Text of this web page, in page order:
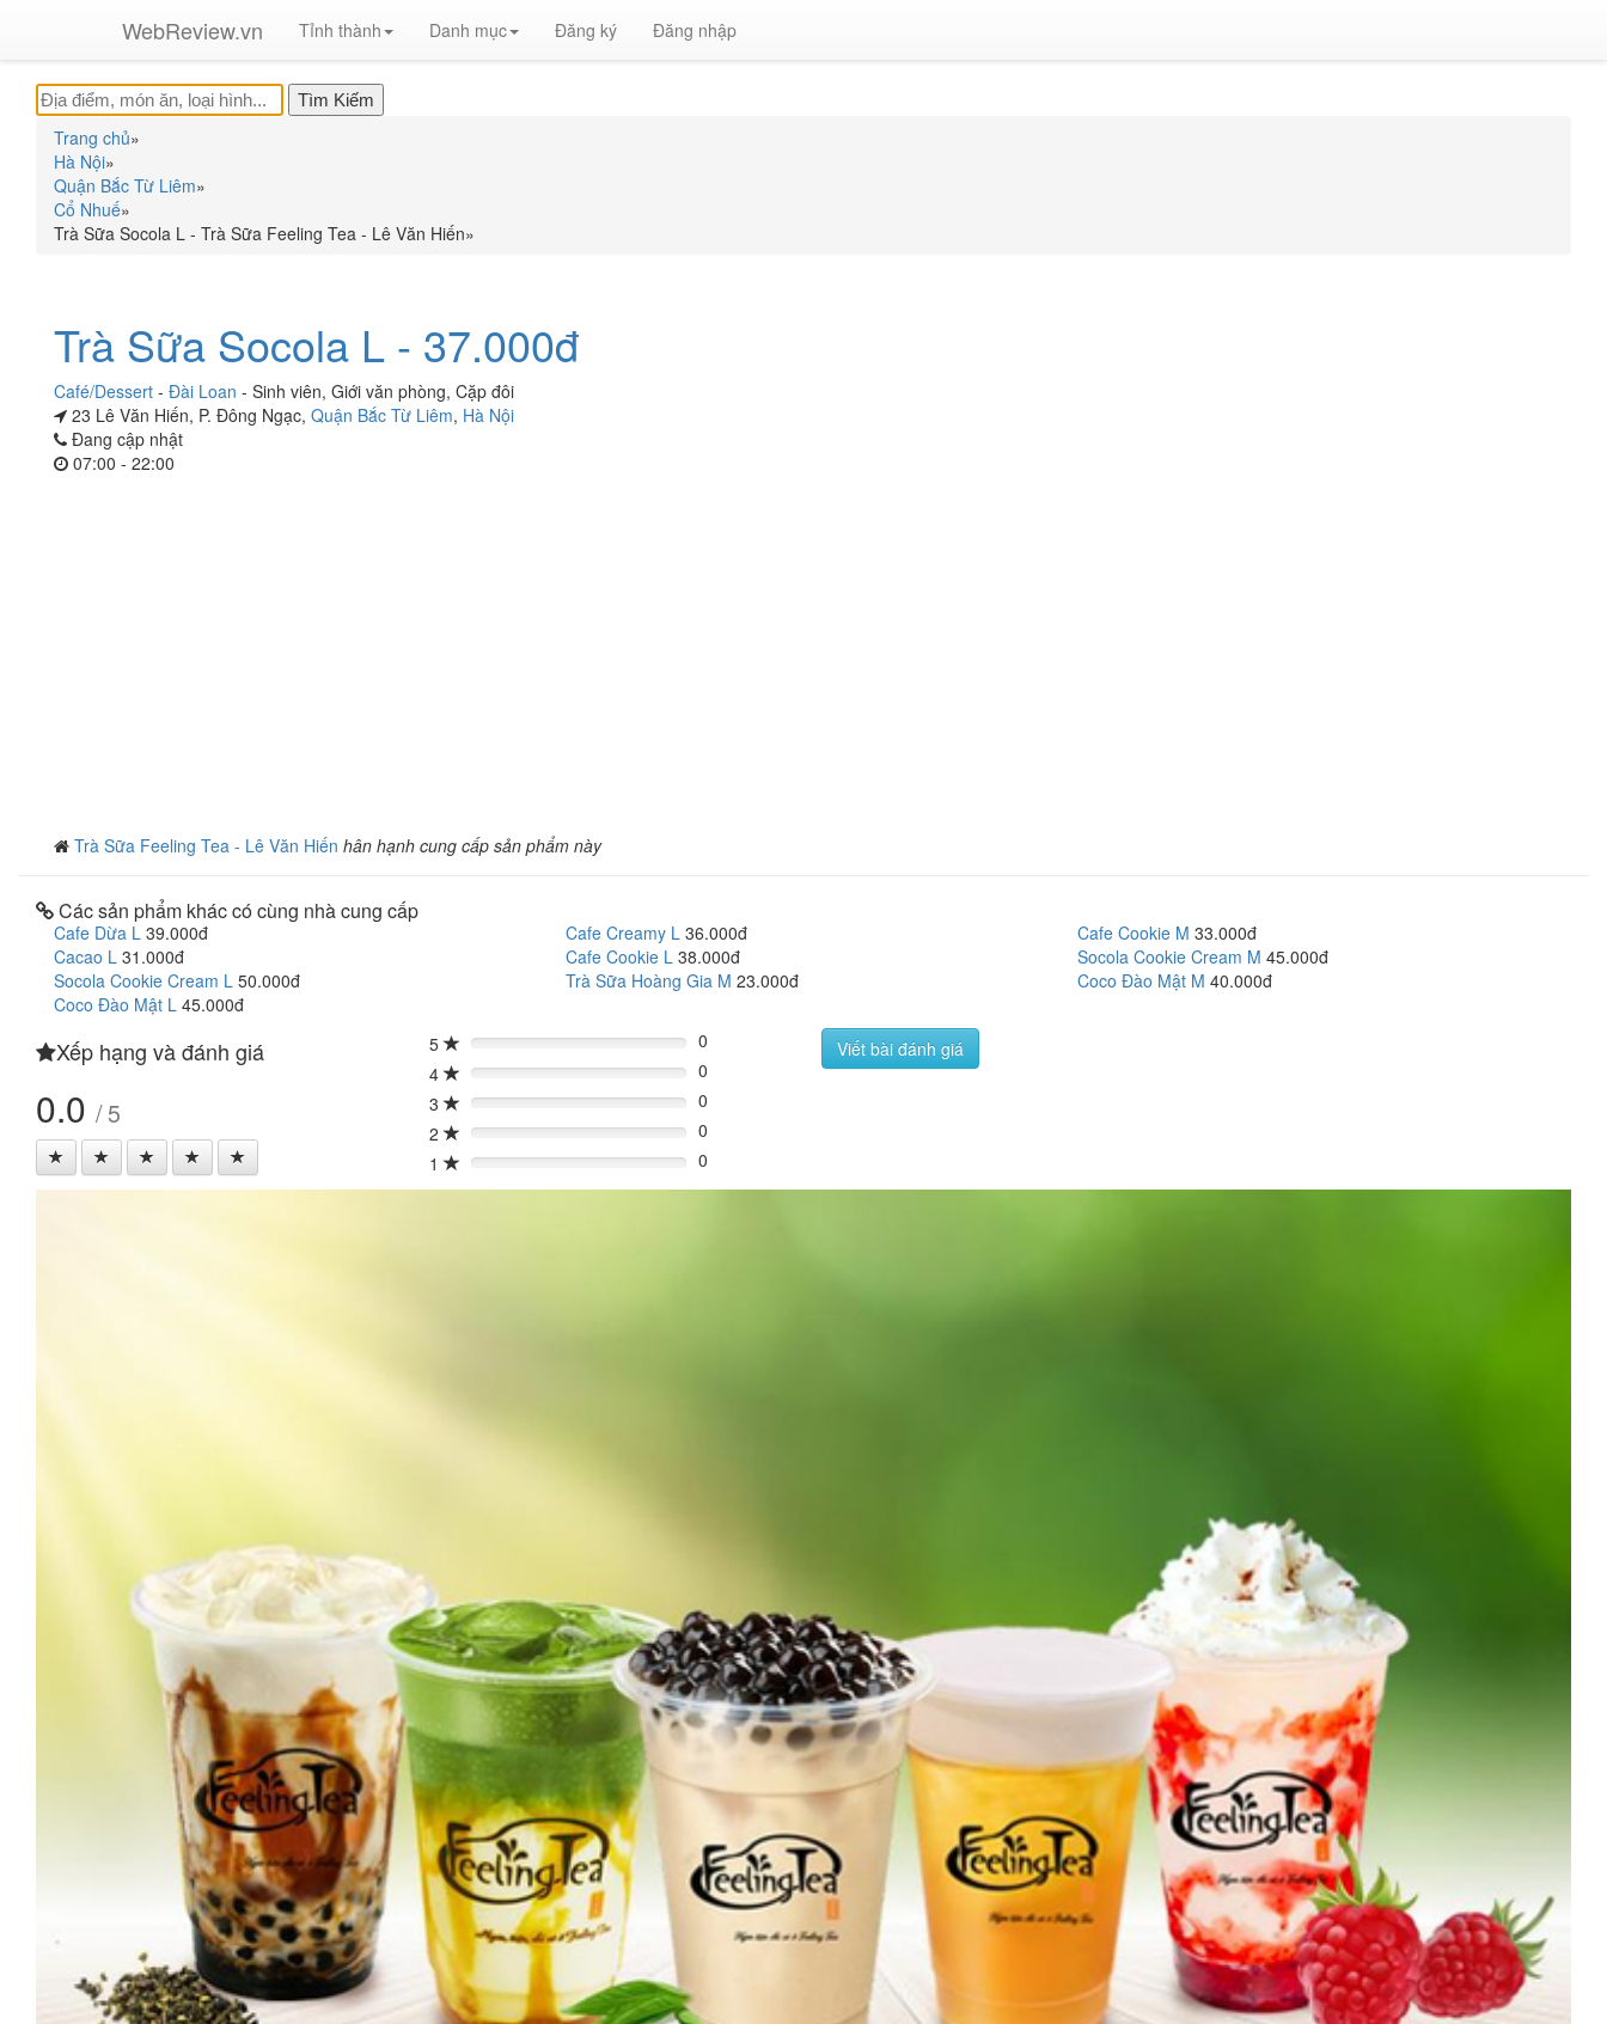
WebReview.vn Tỉnh thành Danh mục Đăng ký Đăng nhập
Trang chủ»
Hà Nội»
Quận Bắc Từ Liêm»
Cổ Nhuế»
Trà Sữa Socola L - Trà Sữa Feeling Tea - Lê Văn Hiến»
Trà Sữa Socola L - 37.000đ
Café/Dessert - Đài Loan - Sinh viên, Giới văn phòng, Cặp đôi
23 Lê Văn Hiến, P. Đông Ngạc, Quận Bắc Từ Liêm, Hà Nội
Đang cập nhật
07:00 - 22:00
Trà Sữa Feeling Tea - Lê Văn Hiến hân hạnh cung cấp sản phẩm này
Các sản phẩm khác có cùng nhà cung cấp
Cafe Dừa L 39.000đ Cafe Creamy L 36.000đ Cafe Cookie M 33.000đ
Cacao L 31.000đ Cafe Cookie L 38.000đ Socola Cookie Cream M 45.000đ
Socola Cookie Cream L 50.000đ Trà Sữa Hoàng Gia M 23.000đ Coco Đào Mật M 40.000đ
Coco Đào Mật L 45.000đ
Xếp hạng và đánh giá
0.0 / 5
5 0%
0
4
0%
0
3
0%
0
2
0%
0
1
0% 0
Viết bài đánh giá